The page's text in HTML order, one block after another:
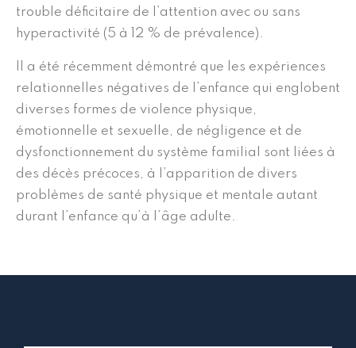
trouble déficitaire de l’attention avec ou sans
hyperactivité (5 à 12 % de prévalence).
Il a été récemment démontré que les expériences
relationnelles négatives de l’enfance qui englobent
diverses formes de violence physique,
émotionnelle et sexuelle, de négligence et de
dysfonctionnement du système familial sont liées à
des décès précoces, à l’apparition de divers
problèmes de santé physique et mentale autant
durant l’enfance qu’à l’âge adulte.